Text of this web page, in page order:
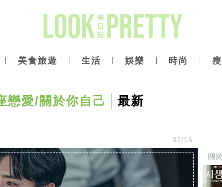
美食旅遊 生活 娛樂 時尚
戀愛/關於你自己 最新
02/16
關